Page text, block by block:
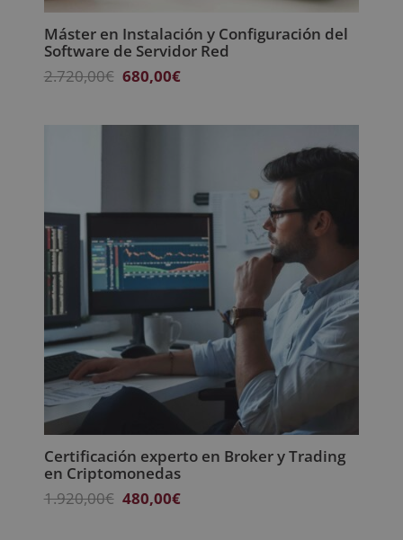
Máster en Instalación y Configuración del
Software de Servidor Red
2.720,00€ El
680,00€El
Certificación experto en Broker y Trading
en Criptomonedas
1.920,00€ El
480,00€El